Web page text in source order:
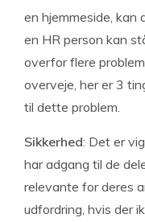
en hjemmeside, kan
en HR person kan
overfor flere
overveje, her er 3
til dette problem.
Sikkerhed: Det er
har adgang til de
relevante for deres
udfordring, hvis der